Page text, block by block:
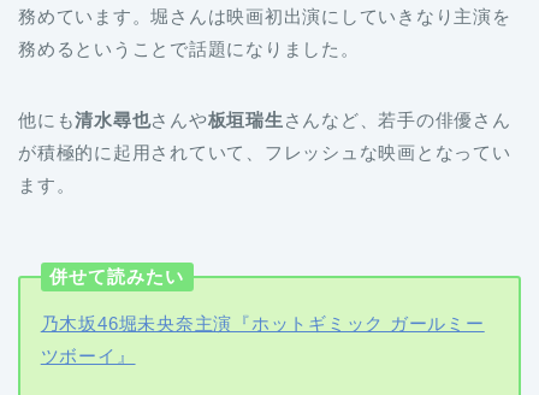
務めています。堀さんは映画初出演にしていきなり主演を
務めるということで話題になりました。
他にも清水尋也さんや板垣瑞生 さんなど、若手の俳優さん
が積極的に起用されていて、フレッシュな映画となってい
ます。
併せて読みたい
乃木坂46堀未央奈主演『ホットギミック ガールミー
ツボーイ』